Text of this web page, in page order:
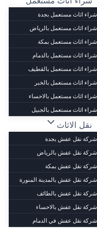
شراء اثاث مستعمل بجدة
شراء اثاث مستعمل بالرياض
شراء اثاث مستعمل بمكة
شراء اثاث مستعمل بالدمام
شراء اثاث مستعمل بالقطيف
شراء اثاث مستعمل بالخبر
شراء اثاث مستعمل بالاحساء
شراء اثاث مستعمل بالجبيل
نقل الاثاث
شركة نقل عفش بجدة
شركة نقل عفش بالرياض
شركة نقل عفش بمكة
شركة نقل عفش بالمدينة المنورة
شركة نقل عفش بالطائف
شركة نقل عفش بالاحساء
شركة نقل عفش في الدمام